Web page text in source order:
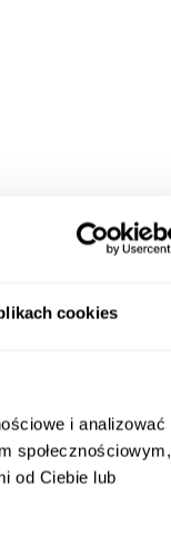
cookies
i analizować
społecznościowym,
od Ciebie lub